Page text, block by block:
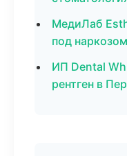
МедиЛаб
под
ИП Dental
рентген в